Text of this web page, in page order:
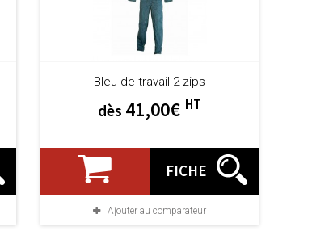
Bleu de travail 2 zips
dès 41,00€ HT
FICHE
Ajouter au comparateur